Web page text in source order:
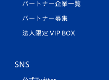
パートナー企業一覧
パートナー募集
法人限定 VIP BOX
SNS